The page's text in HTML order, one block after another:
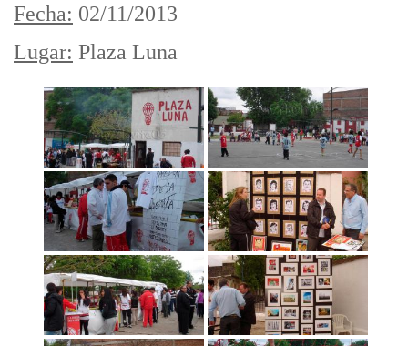
Fecha: 02/11/2013
Lugar: Plaza Luna